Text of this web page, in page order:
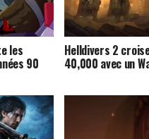
les
90
Helldivers 2
40,000 avec un